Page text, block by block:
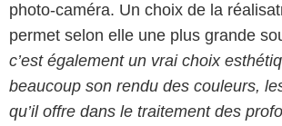
photo-caméra. Un choix de la
permet selon elle une plus grande
c’est également un vrai choix
beaucoup son rendu des couleurs,
qu’il offre dans le traitement des